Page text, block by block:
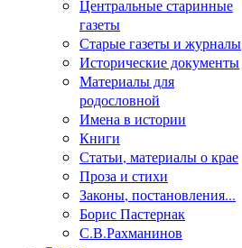
Центральные старинные
газеты
Старые газеты и журналы
Исторические документы
Материалы для
родословной
Имена в истории
Книги
Статьи, материалы о крае
Проза и стихи
Законы, постановления...
Борис Пастернак
С.В.Рахманинов